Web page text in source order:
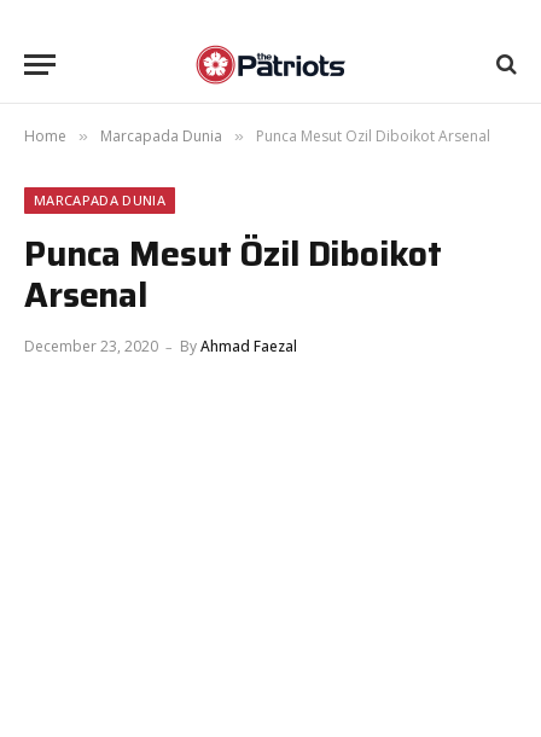
Home » Marcapada Dunia » Punca Mesut Özil Diboikot Arsenal
MARCAPADA DUNIA
Punca Mesut Özil Diboikot
Arsenal
December 23, 2020 ByAhmad Faezal